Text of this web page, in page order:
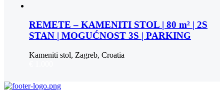
REMETE – KAMENITI STOL | 80 m² | 2S
STAN | MOGUĆNOST 3S | PARKING
Kameniti stol, Zagreb, Croatia